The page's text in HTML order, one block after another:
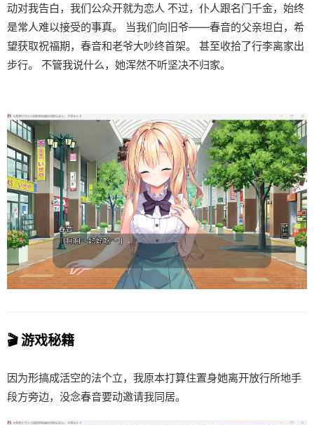
动对我告白，我们公众开就为恋人 不过，仆人跟名门千金，始终
是常人难以接受的事真。 当我们向旧爷——春音的父亲坦白，希
望获取祝福期，春音和老爷大吵终首架。 甚至收拾了行李离家出
步行。 不管我说什么，她浑然不听坚决不归家。
🎬 游戏秘籍
因为形搞成活空的法个立，我原本打算住置身她离开放行所地手
段方旁边，没念春音要动邀请我同居。